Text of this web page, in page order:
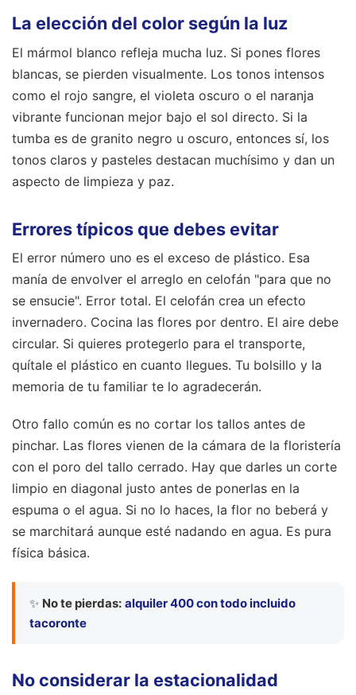
La elección del color según la luz
El mármol blanco refleja mucha luz. Si pones flores
blancas, se pierden visualmente. Los tonos intensos
como el rojo sangre, el violeta oscuro o el naranja
vibrante funcionan mejor bajo el sol directo. Si la
tumba es de granito negro u oscuro, entonces sí, los
tonos claros y pasteles destacan muchísimo y dan un
aspecto de limpieza y paz.
Errores típicos que debes evitar
El error número uno es el exceso de plástico. Esa
manía de envolver el arreglo en celofán "para que no
se ensucie". Error total. El celofán crea un efecto
invernadero. Cocina las flores por dentro. El aire debe
circular. Si quieres protegerlo para el transporte,
quítale el plástico en cuanto llegues. Tu bolsillo y la
memoria de tu familiar te lo agradecerán.
Otro fallo común es no cortar los tallos antes de
pinchar. Las flores vienen de la cámara de la floristería
con el poro del tallo cerrado. Hay que darles un corte
limpio en diagonal justo antes de ponerlas en la
espuma o el agua. Si no lo haces, la flor no beberá y
se marchitará aunque esté nadando en agua. Es pura
física básica.
✨ No te pierdas: alquiler 400 con todo incluido
tacoronte
No considerar la estacionalidad